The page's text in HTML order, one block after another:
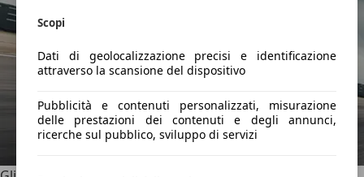
Scopi
Dati di geolocalizzazione precisi e identificazione
attraverso la scansione del dispositivo
Pubblicità e contenuti personalizzati, misurazione
delle prestazioni dei contenuti e degli annunci,
ricerche sul pubblico, sviluppo di servizi